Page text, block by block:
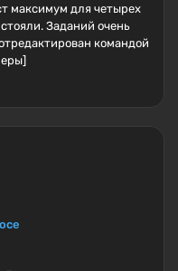
максимум для четырех
Заданий очень
командой